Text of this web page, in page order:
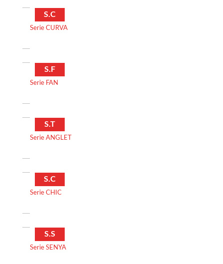
S.C
Serie CURVA
S.F
Serie FAN
S.T
Serie ANGLET
S.C
Serie CHIC
S.S
Serie SENYA